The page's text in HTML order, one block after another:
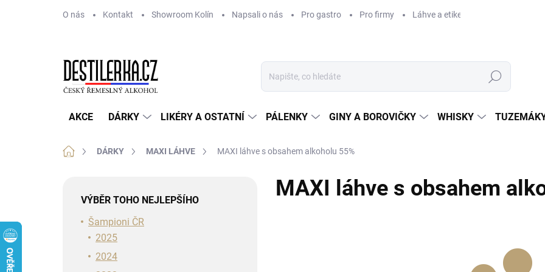
O nás Kontakt Showroom Kolín Napsali o nás Pro gastro Pro firmy Láhve a etikety na míru
Hledat
AKCE DÁRKY LIKÉRY A OSTATNÍ PÁLENKY GINY A BOROVIČKY WHISKY
Domů DÁRKY MAXI LÁHVE MAXI láhve s obsahem alkoholu 55%
VÝBĚR TOHO NEJLEPŠÍHO
Šampioni ČR
2025
2024
MAXI láhve s obsahem